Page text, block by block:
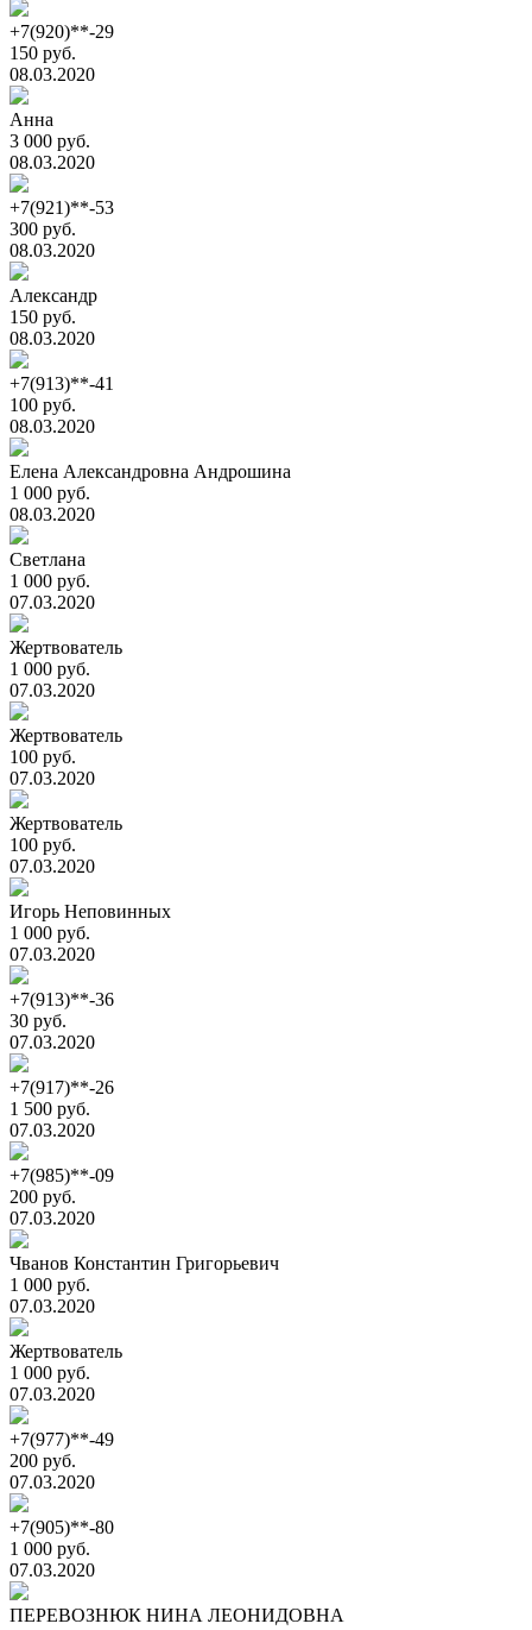
+7(920)**-29
150 руб.
08.03.2020
Анна
3 000 руб.
08.03.2020
+7(921)**-53
300 руб.
08.03.2020
Александр
150 руб.
08.03.2020
+7(913)**-41
100 руб.
08.03.2020
Елена Александровна Андрошина
1 000 руб.
08.03.2020
Светлана
1 000 руб.
07.03.2020
Жертвователь
1 000 руб.
07.03.2020
Жертвователь
100 руб.
07.03.2020
Жертвователь
100 руб.
07.03.2020
Игорь Неповинных
1 000 руб.
07.03.2020
+7(913)**-36
30 руб.
07.03.2020
+7(917)**-26
1 500 руб.
07.03.2020
+7(985)**-09
200 руб.
07.03.2020
Чванов Константин Григорьевич
1 000 руб.
07.03.2020
Жертвователь
1 000 руб.
07.03.2020
+7(977)**-49
200 руб.
07.03.2020
+7(905)**-80
1 000 руб.
07.03.2020
ПЕРЕВОЗНЮК НИНА ЛЕОНИДОВНА